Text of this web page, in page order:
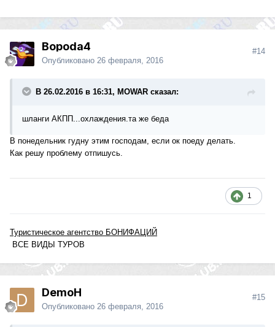
Bopoda4
Опубликовано 26 февраля, 2016
#14
В 26.02.2016 в 16:31, MOWAR сказал:
шланги АКПП...охлаждения.та же беда
В понедельник гудну этим господам, если ок поеду делать.
Как решу проблему отпишусь.
1
Туристическое агентство БОНИФАЦИЙ
ВСЕ ВИДЫ ТУРОВ
DemoH
Опубликовано 26 февраля, 2016
#15